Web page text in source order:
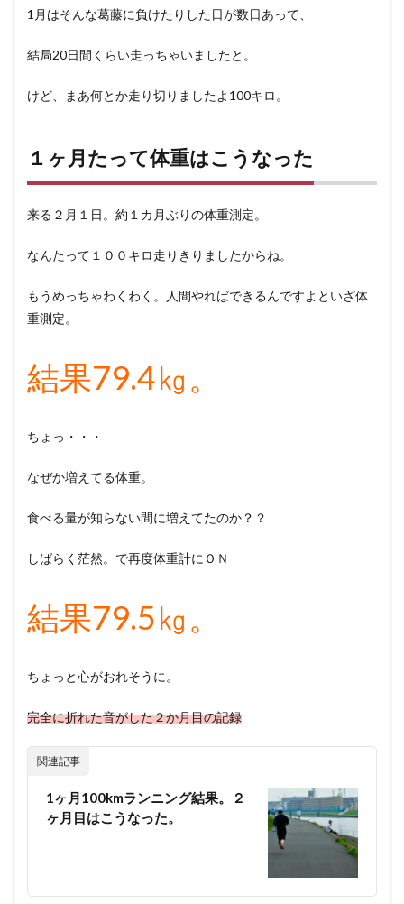
1月はそんな葛藤に負けたりした日が数日あって、
結局20日間くらい走っちゃいましたと。
けど、まあ何とか走り切りましたよ100キロ。
１ヶ月たって体重はこうなった
来る２月１日。約１カ月ぶりの体重測定。
なんたって１００キロ走りきりましたからね。
もうめっちゃわくわく。人間やればできるんですよといざ体
重測定。
結果79.4㎏。
ちょっ・・・
なぜか増えてる体重。
食べる量が知らない間に増えてたのか？？
しばらく茫然。で再度体重計にＯＮ
結果79.5㎏。
ちょっと心がおれそうに。
完全に折れた音がした２か月目の記録
関連記事
1ヶ月100kmランニング結果。２
ヶ月目はこうなった。